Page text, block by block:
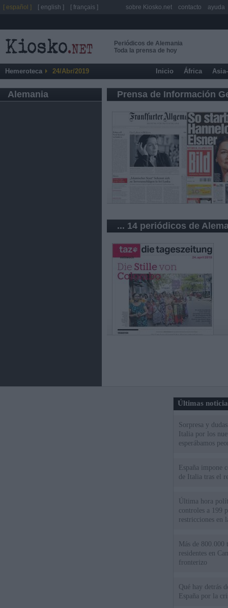
Periódicos de Alemania
Toda la prensa de hoy
Hemeroteca 24/Abr/2019 Inicio África
Alemania Prensa de Información
... 14 periódicos de
Últimas
Sorpresa y
Italia por los
esperábamos
España impone
de Italia tras el
Última hora
controles a 199
restricciones en
Más de 800.000
residentes en
fronterizo
Qué hay detrás
España por la
[ español ] [ english ] [ français ] sobre Kiosko.net contacto ayuda